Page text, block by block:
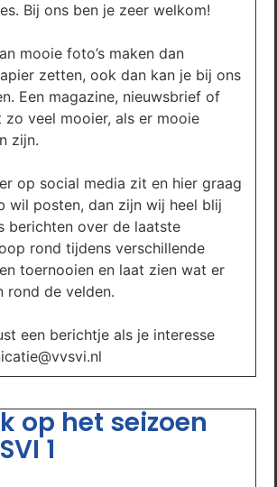
Bij ons ben je zeer welkom!
mooie foto’s maken dan
zetten, ook dan kan je bij ons
Een magazine, nieuwsbrief of
veel mooier, als er mooie
zijn.
op social media zit en hier graag
wil posten, dan zijn wij heel blij
berichten over de laatste
rond tijdens verschillende
toernooien en laat zien wat er
rond de velden.
een berichtje als je interesse
op het seizoen
1